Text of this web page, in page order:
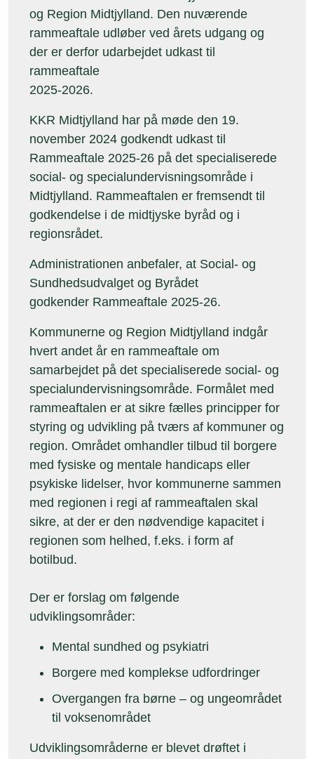
og Region Midtjylland. Den nuværende
rammeaftale udløber ved årets udgang og
der er derfor udarbejdet udkast til
rammeaftale
2025-2026.
KKR Midtjylland har på møde den 19.
november 2024 godkendt udkast til
Rammeaftale 2025-26 på det specialiserede
social- og specialundervisningsområde i
Midtjylland. Rammeaftalen er fremsendt til
godkendelse i de midtjyske byråd og i
regionsrådet.
Administrationen anbefaler, at Social- og
Sundhedsudvalget og Byrådet
godkender Rammeaftale 2025-26.
Kommunerne og Region Midtjylland indgår
hvert andet år en rammeaftale om
samarbejdet på det specialiserede social- og
specialundervisningsområde. Formålet med
rammeaftalen er at sikre fælles principper for
styring og udvikling på tværs af kommuner og
region. Området omhandler tilbud til borgere
med fysiske og mentale handicaps eller
psykiske lidelser, hvor kommunerne sammen
med regionen i regi af rammeaftalen skal
sikre, at der er den nødvendige kapacitet i
regionen som helhed, f.eks. i form af
botilbud.
Der er forslag om følgende
udviklingsområder:
Mental sundhed og psykiatri
Borgere med komplekse udfordringer
Overgangen fra børne – og ungeområdet
til voksenområdet
Udviklingsområderne er blevet drøftet i